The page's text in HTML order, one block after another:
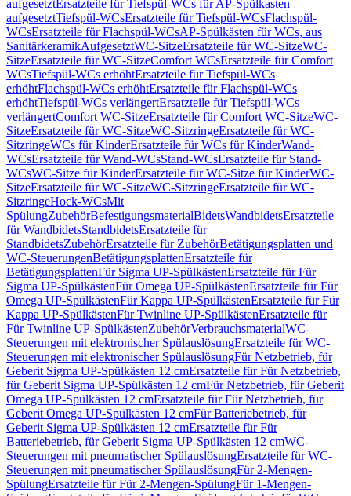
aufgesetztErsatzteile für Tiefspül-WCs für AP-Spülkasten
aufgesetztTiefspül-WCsErsatzteile für Tiefspül-WCsFlachspül-
WCsErsatzteile für Flachspül-WCsAP-Spülkästen für WCs, aus
SanitärkeramikAufgesetztWC-SitzeErsatzteile für WC-SitzeWC-
SitzeErsatzteile für WC-SitzeComfort WCsErsatzteile für Comfort
WCsTiefspül-WCs erhöhtErsatzteile für Tiefspül-WCs
erhöhtFlachspül-WCs erhöhtErsatzteile für Flachspül-WCs
erhöhtTiefspül-WCs verlängertErsatzteile für Tiefspül-WCs
verlängertComfort WC-SitzeErsatzteile für Comfort WC-SitzeWC-
SitzeErsatzteile für WC-SitzeWC-SitzringeErsatzteile für WC-
SitzringeWCs für KinderErsatzteile für WCs für KinderWand-
WCsErsatzteile für Wand-WCsStand-WCsErsatzteile für Stand-
WCsWC-Sitze für KinderErsatzteile für WC-Sitze für KinderWC-
SitzeErsatzteile für WC-SitzeWC-SitzringeErsatzteile für WC-
SitzringeHock-WCsMit
SpülungZubehörBefestigungsmaterialBidetsWandbidetsErsatzteile
für WandbidetsStandbidetsErsatzteile für
StandbidetsZubehörErsatzteile für ZubehörBetätigungsplatten und
WC-SteuerungenBetätigungsplattenErsatzteile für
BetätigungsplattenFür Sigma UP-SpülkästenErsatzteile für Für
Sigma UP-SpülkästenFür Omega UP-SpülkästenErsatzteile für Für
Omega UP-SpülkästenFür Kappa UP-SpülkästenErsatzteile für Für
Kappa UP-SpülkästenFür Twinline UP-SpülkästenErsatzteile für
Für Twinline UP-SpülkästenZubehörVerbrauchsmaterialWC-
Steuerungen mit elektronischer SpülauslösungErsatzteile für WC-
Steuerungen mit elektronischer SpülauslösungFür Netzbetrieb, für
Geberit Sigma UP-Spülkästen 12 cmErsatzteile für Für Netzbetrieb,
für Geberit Sigma UP-Spülkästen 12 cmFür Netzbetrieb, für Geberit
Omega UP-Spülkästen 12 cmErsatzteile für Für Netzbetrieb, für
Geberit Omega UP-Spülkästen 12 cmFür Batteriebetrieb, für
Geberit Sigma UP-Spülkästen 12 cmErsatzteile für Für
Batteriebetrieb, für Geberit Sigma UP-Spülkästen 12 cmWC-
Steuerungen mit pneumatischer SpülauslösungErsatzteile für WC-
Steuerungen mit pneumatischer SpülauslösungFür 2-Mengen-
SpülungErsatzteile für Für 2-Mengen-SpülungFür 1-Mengen-